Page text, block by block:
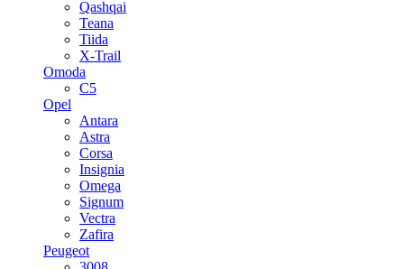
Qashqai
Teana
Tiida
X-Trail
Omoda
C5
Opel
Antara
Astra
Corsa
Insignia
Omega
Signum
Vectra
Zafira
Peugeot